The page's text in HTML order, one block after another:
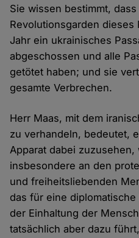
Sie wissen bestimmt,
Revolutionsgarden dieses
Jahr ein ukrainisches
abgeschossen und alle
getötet haben; und sie
gesamte Verbrechen.
Herr Maas, mit dem
zu verhandeln, bedeutet,
Apparat dabei zuzusehen,
insbesondere an den
und freiheitsliebenden
das für eine
der Einhaltung der
tatsächlich aber dazu